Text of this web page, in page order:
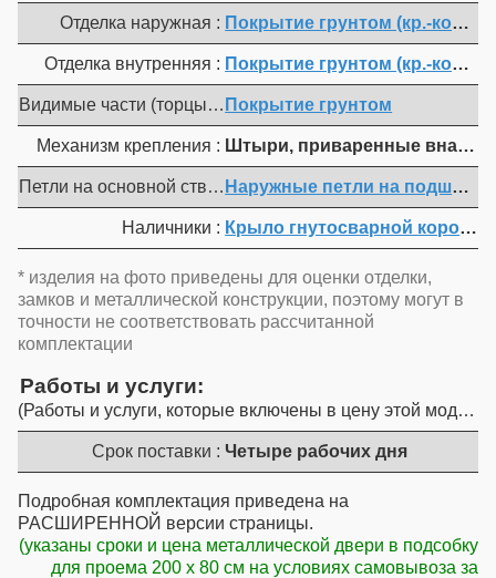
Отделка наружная : Покрытие грунтом (кр.-
Отделка внутренняя : Покрытие грунтом (кр.-
Видимые части (торцы полотна, коробка, мет.
Покрытие грунтом
Механизм крепления : Штыри, приваренные
Петли на основной створке :Наружные петли на
Наличники : Крыло гнутосварной
* изделия на фото приведены для оценки отделки,
замков и металлической конструкции, поэтому могут в
точности не соответствовать рассчитанной
комплектации
Работы и услуги
Работы и услуги, которые включены в цену этой модели
Срок поставки : Четыре рабочих дня
Подробная комплектация приведена на
РАСШИРЕННОЙ версии страницы.
(указаны сроки и цена металлической двери в подсобку
для проема 200 x 80 см на условиях самовывоза за